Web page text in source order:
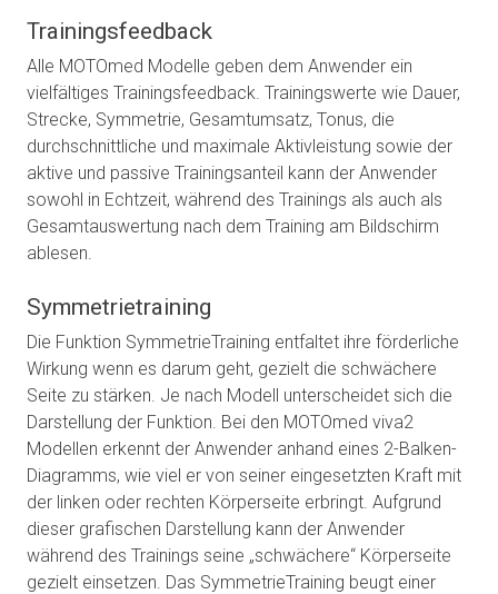
Trainingsfeedback
Alle MOTOmed Modelle geben dem Anwender ein
vielfältiges Trainingsfeedback. Trainingswerte wie Dauer,
Strecke, Symmetrie, Gesamtumsatz, Tonus, die
durchschnittliche und maximale Aktivleistung sowie der
aktive und passive Trainingsanteil kann der Anwender
sowohl in Echtzeit, während des Trainings als auch als
Gesamtauswertung nach dem Training am Bildschirm
ablesen.
Symmetrietraining
Die Funktion SymmetrieTraining entfaltet ihre förderliche
Wirkung wenn es darum geht, gezielt die schwächere
Seite zu stärken. Je nach Modell unterscheidet sich die
Darstellung der Funktion. Bei den MOTOmed viva2
Modellen erkennt der Anwender anhand eines 2-Balken-
Diagramms, wie viel er von seiner eingesetzten Kraft mit
der linken oder rechten Körperseite erbringt. Aufgrund
dieser grafischen Darstellung kann der Anwender
während des Trainings seine „schwächere“ Körperseite
gezielt einsetzen. Das SymmetrieTraining beugt einer